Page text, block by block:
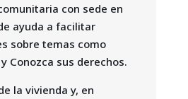
con sede en
ayuda a facilitar
sobre temas como
Conozca sus derechos.
la vivienda y, en